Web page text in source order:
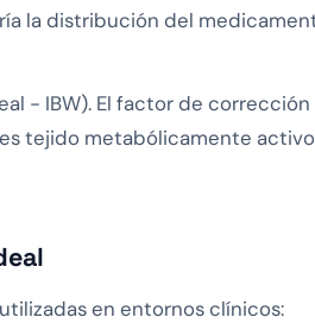
la distribución del
- IBW). El factor de
tejido metabólicamente
en entornos clínicos: